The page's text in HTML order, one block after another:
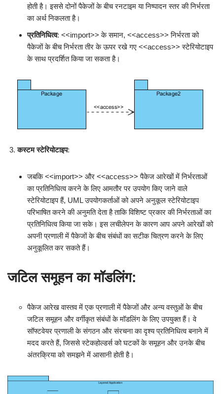
होती है। इससे दोनों पैकेजों के बीच रनटाइम या निष्पादन स्तर की निर्भरता
का अर्थ निकलता है।
प्रतिनिधित्व: <<import>> के समान, <<access>> निर्भरता को
पैकेजों के बीच निर्भरता तीर के ऊपर रखे गए <<access>> स्टेरियोटाइप
के साथ प्रदर्शित किया जा सकता है।
कस्टम स्टेरियोटाइप:
जबकि <<import>> और <<access>> पैकेज आरेखों में निर्भरताओं
का प्रतिनिधित्व करने के लिए आमतौर पर उपयोग किए जाने वाले
स्टेरियोटाइप हैं, UML उपयोगकर्ताओं को अपने अनुकूल स्टेरियोटाइप
परिभाषित करने की अनुमति देता है ताकि विशिष्ट प्रकार की निर्भरताओं का
प्रतिनिधित्व किया जा सके। इस लचीलेपन के कारण आप अपने आरेखों को
अपनी प्रणाली में पैकेजों के बीच संबंधों का सटीक चित्रण करने के लिए
अनुकूलित कर सकते हैं।
जटिल समूहन का मॉडलिंग:
पैकेज आरेख वास्तव में एक प्रणाली में पैकेजों और अन्य वस्तुओं के बीच
जटिल समूहन और वर्गीकृत संबंधों के मॉडलिंग के लिए उपयुक्त हैं। वे
सॉफ्टवेयर प्रणाली के संगठन और संरचना का दृश्य प्रतिनिधित्व बनाने में
मदद करते हैं, जिससे स्टेकहोल्डर्स को घटकों के समूहन और उनके बीच
अंतरक्रिया को समझने में आसानी होती है।